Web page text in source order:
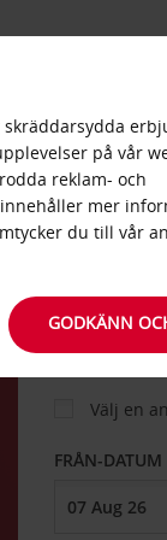
BIL
HÄMTA FRÅN
Välj en
FRÅN-DATUM
på vår
reklam- och
innehåller mer
du till vår
GODKÄNN